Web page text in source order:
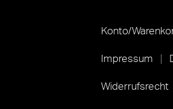
Konto/
Impressum
Widerrufsrecht